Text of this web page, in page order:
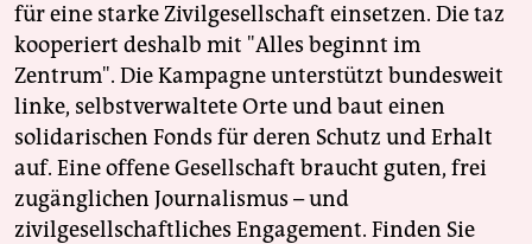
für eine starke Zivilgesellschaft einsetzen. Die taz
kooperiert deshalb mit "Alles beginnt im
Zentrum". Die Kampagne unterstützt bundesweit
linke, selbstverwaltete Orte und baut einen
solidarischen Fonds für deren Schutz und Erhalt
auf. Eine offene Gesellschaft braucht guten, frei
zugänglichen Journalismus – und
zivilgesellschaftliches Engagement. Finden Sie